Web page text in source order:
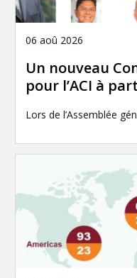
06 aoû 2026
Un nouveau
pour l’ACI à
Lors de l’Assemblée